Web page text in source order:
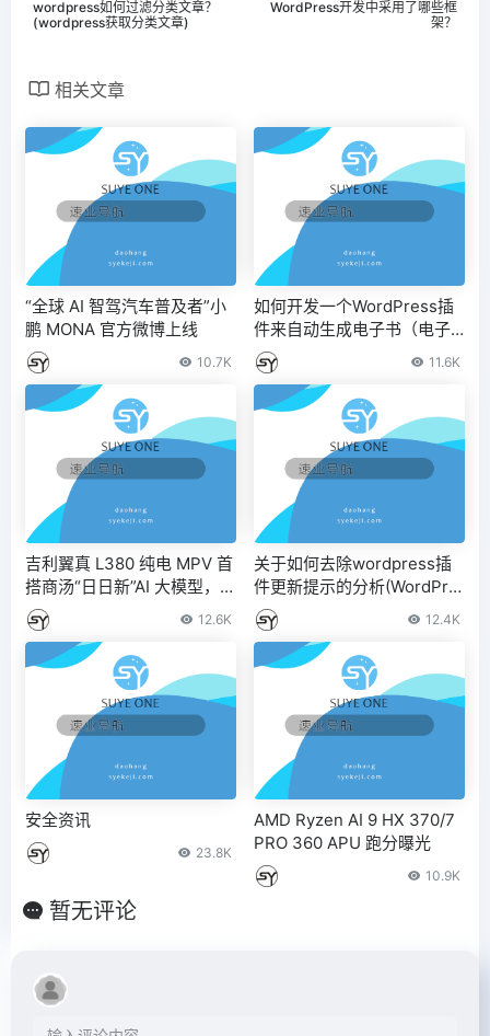
wordpress如何过滤分类文章？
(wordpress获取分类文章)
WordPress开发中采用了哪些框
架？
相关文章
“全球 AI 智驾汽车普及者”小
鹏 MONA 官方微博上线
10.7K
如何开发一个WordPress插
件来自动生成电子书（电子
书制作网页）
11.6K
吉利翼真 L380 纯电 MPV 首
搭商汤“日日新”AI 大模型，
支持文生图、健康检测等12.6K
关于如何去除wordpress插
件更新提示的分析(WordPre
ss禁止更新插件)
12.4K
安全资讯
23.8K
AMD Ryzen AI 9 HX 370/7
PRO 360 APU 跑分曝光
10.9K
暂无评论